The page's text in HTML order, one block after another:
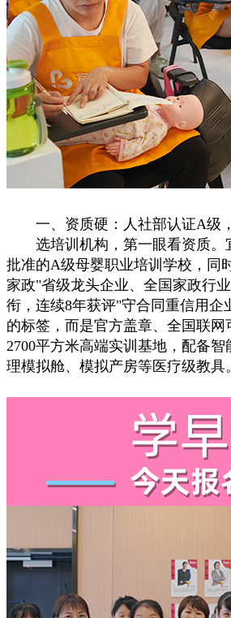
一、资质硬：人社部认证A级
选培训机构，第一眼看资质。
批准的A级母婴职业培训学校，同
家政"省级龙头企业、全国家政行
衔，连续8年获评"守合同重信用企
的标签，而是官方盖章、全国联
2700平方米高端实训基地，配备
理模拟舱、模拟产房等医疗级教具。